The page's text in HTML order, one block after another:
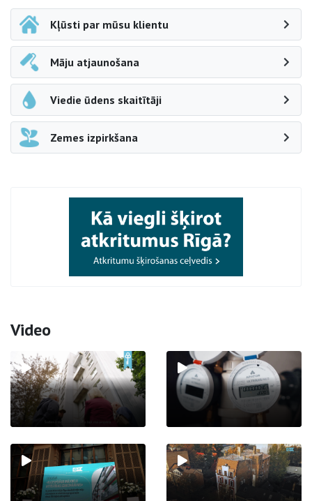
Kļūsti par mūsu klientu
Māju atjaunošana
Viedie ūdens skaitītāji
Zemes izpirkšana
Video